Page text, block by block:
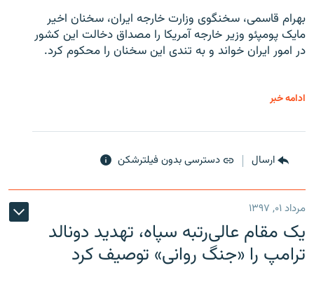
بهرام قاسمی، سخنگوی وزارت خارجه ایران، سخنان اخیر
مایک پومپئو وزیر خارجه آمریکا را مصداق دخالت این کشور
در امور ایران خواند و به تندی این سخنان را محکوم کرد.
ادامه خبر
ارسال دسترسی بدون فیلترشکن
مرداد ۰۱, ۱۳۹۷
یک مقام عالی‌رتبه سپاه، تهدید دونالد
ترامپ را «جنگ روانی» توصیف کرد